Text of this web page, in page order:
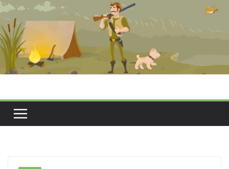
Перейти
содержимому